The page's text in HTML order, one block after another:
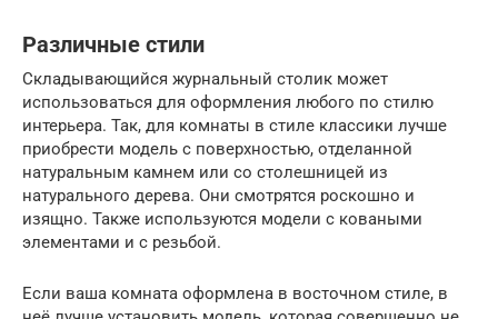
Различные стили
Складывающийся журнальный столик может
использоваться для оформления любого по стилю
интерьера. Так, для комнаты в стиле классики лучше
приобрести модель с поверхностью, отделанной
натуральным камнем или со столешницей из
натурального дерева. Они смотрятся роскошно и
изящно. Также используются модели с коваными
элементами и с резьбой.
Если ваша комната оформлена в восточном стиле, в